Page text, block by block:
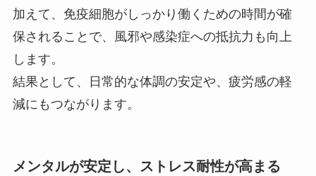
加えて、免疫細胞がしっかり働くための時間が確
保されることで、風邪や感染症への抵抗力も向上
します。
結果として、日常的な体調の安定や、疲労感の軽
減にもつながります。
メンタルが安定し、ストレス耐性が高まる